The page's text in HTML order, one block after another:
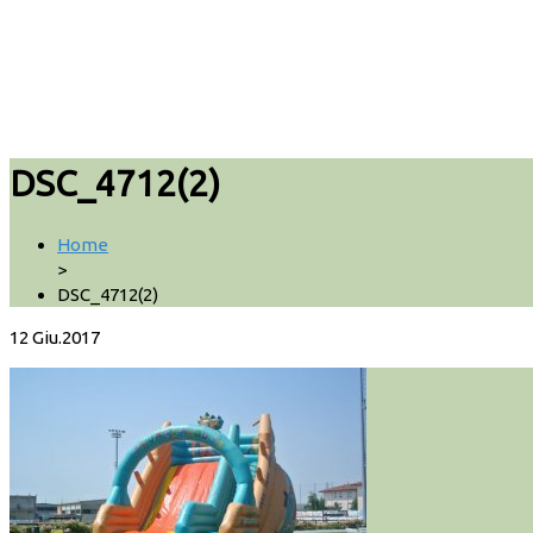
DSC_4712(2)
Home
>
DSC_4712(2)
12 Giu.2017